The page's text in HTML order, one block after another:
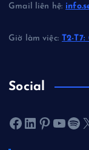
Gmail liên hệ:
Giờ làm việc:T2-T7:
Social
Facebook LinkedIn Pinterest Youtube Spotify